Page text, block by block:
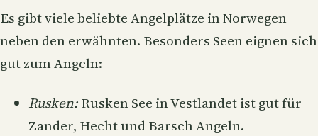
Es gibt viele beliebte Angelplätze in Norwegen
neben den erwähnten. Besonders Seen eignen sich
gut zum Angeln:
Rusken:Rusken See in Vestlandet ist gut für
Zander, Hecht und Barsch Angeln.